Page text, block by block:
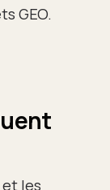
GEO.
les